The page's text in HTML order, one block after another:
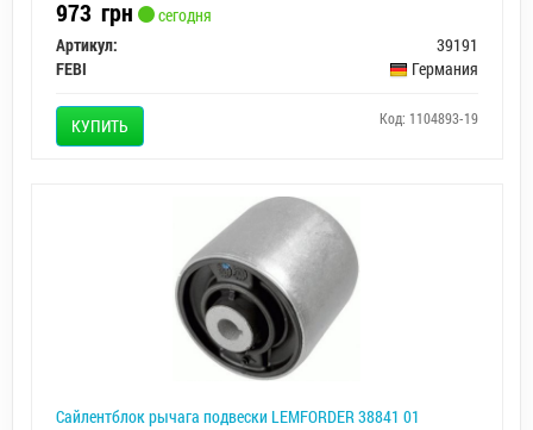
973 грн
сегодня
Артикул:
39191
FEBI
Германия
КУПИТЬ Код: 1104893-19
Сайлентблок рычага подвески LEMFORDER 38841 01